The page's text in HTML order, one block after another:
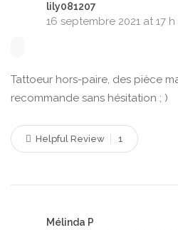
lily081207
16 septembre 2021 at 17
Tattoeur hors-paire, des pièce
recommande sans hésitation ; )
Helpful Review 1
Mélinda P